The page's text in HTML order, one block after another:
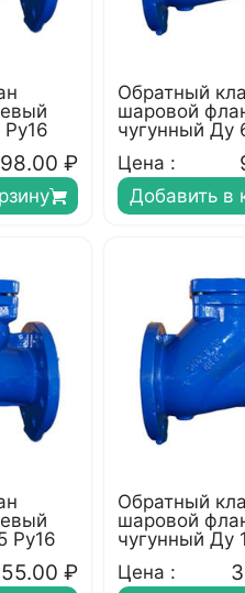
₽
Обратный
шаровой
чугунный Ду
Цена :
Добавить в
Ру16
₽
Обратный
шаровой
чугунный Ду
Цена :